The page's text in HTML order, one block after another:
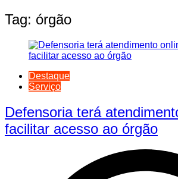
Tag: órgão
Destaque
Serviço
Defensoria terá
facilitar acesso ao órgão